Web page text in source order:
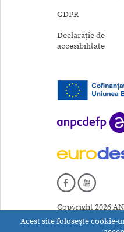
GDPR
Declarație de
accesibilitate
Copyright 2026
Acest site foloseşte